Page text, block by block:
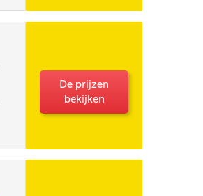
De prijzen
bekijken